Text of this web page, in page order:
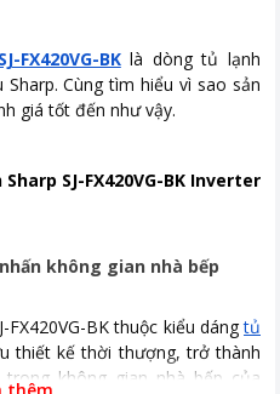
Quốc
đa chiều
khử mùi Deodorizer
BK là dòng tủ lạnh
Cùng tìm hiểu vì sao sản
giá tốt đến như vậy.
SJ-FX420VG-BK Inverter
không gian nhà bếp
FX420VG-BK thuộc kiểu dángtủ
thiết kế thời thượng, trở thành
không gian nhà bếp của